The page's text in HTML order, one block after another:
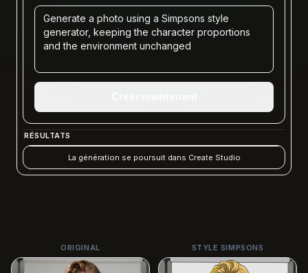
RÉSULTATS
La génération se poursuit dans Create Studio
ORIGINAL STYLE SIMPSONS